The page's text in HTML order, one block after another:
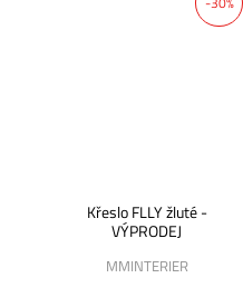
Křeslo FLLY žluté -
VÝPRODEJ
MMINTERIER